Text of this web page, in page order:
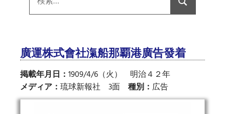
索:
検
索
廣運株式會社滊船那覇港廣告發着
掲載年月日： 1909/4/6（火） 明治４２年
メディア： 琉球新報社 3面 種別： 広告